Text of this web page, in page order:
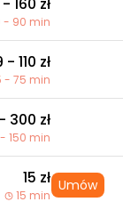
- 90 min
- 110 zł
- 75 min
300 zł
150 min
15 zł
15 min
Umów